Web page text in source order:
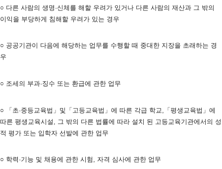
○ 다른 사람의 생명·신체를 해할 우려가 있거나 다른 사람의 재산과 그 밖의
이익을 부당하게 침해할 우려가 있는 경우
○ 공공기관이 다음에 해당하는 업무를 수행할 때 중대한 지장을 초래하는 경
우
○ 조세의 부과·징수 또는 환급에 관한 업무
○ 「초·중등교육법」및「고등교육법」에 따른 각급 학교,「평생교육법」에
따른 평생교육시설, 그 밖의 다른 법률에 따라 설치 된 고등교육기관에서의 성
적 평가 또는 입학자 선발에 관한 업무
○ 학력·기능 및 채용에 관한 시험, 자격 심사에 관한 업무